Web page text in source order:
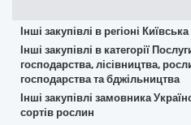
Інші закупівлі в регіоні
Інші закупівлі в категорії
господарства, лісівництва,
господарства та бджільництва
Інші закупівлі замовника
сортів рослин